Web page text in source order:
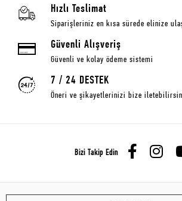
Hızlı Teslimat
Siparişleriniz en kısa sürede elinize
Güvenli Alışveriş
Güvenli ve kolay ödeme sistemi
7 / 24 DESTEK
Öneri ve şikayetlerinizi bize
Bizi Takip Edin